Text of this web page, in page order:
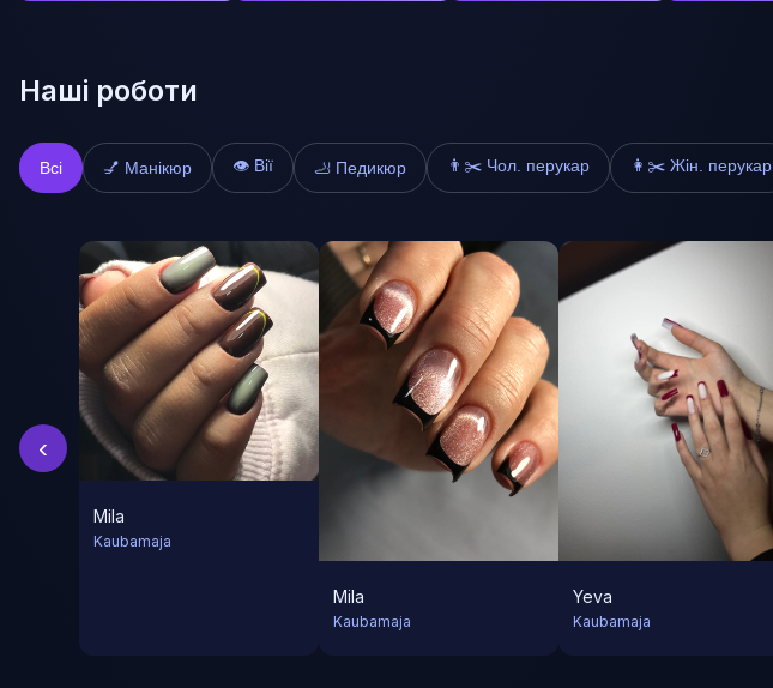
Наші роботи
Всі 💅 Манікюр 👁️ Вії 🦶 Педикюр 👨✂️ Чол. перукар 👩✂️ Жін. перукар
‹
Mila
Kaubamaja
Mila
Kaubamaja
Yeva
Kaubamaja